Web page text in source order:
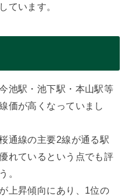
ています。
池駅・池下駅・本山駅等
価が高くなっていまし
通線の主要2線が通る駅
れているという点でも評
。
上昇傾向にあり、1位の